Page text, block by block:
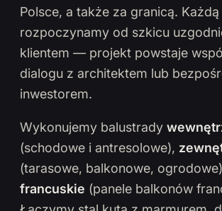
Polsce, a także za granicą.
rozpoczynamy od szkicu
klientem — projekt powstaje
dialogu z architektem lub
inwestorem.
Wykonujemy balustrady
(schodowe i antresolowe),
(tarasowe, balkonowe,
francuskie (panele balkonów